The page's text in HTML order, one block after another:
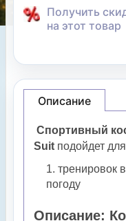
Получить
на этот товар
Описание
Спортивный
Suit подойдет
тренировок
погоду
Описание: